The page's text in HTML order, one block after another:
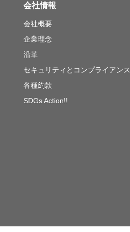
会社情報
会社概要
企業理念
沿革
セキュリティとコンプライアンス
各種約款
SDGs Action!!